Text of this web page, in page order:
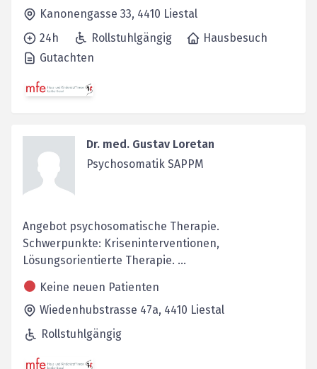
Kanonengasse 33, 4410 Liestal
24h
Rollstuhlgängig
Hausbesuch
Gutachten
Dr. med. Gustav Loretan
Psychosomatik SAPPM
Angebot psychosomatische Therapie.
Schwerpunkte: Kriseninterventionen,
Lösungsorientierte Therapie. ...
Keine neuen Patienten
Wiedenhubstrasse 47a, 4410 Liestal
Rollstuhlgängig